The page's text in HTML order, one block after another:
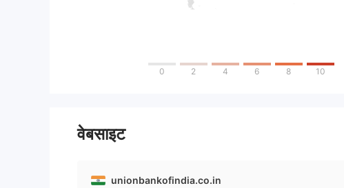
0 2 4 6 8 10
वेबसाइट
unionbankofindia.co.in